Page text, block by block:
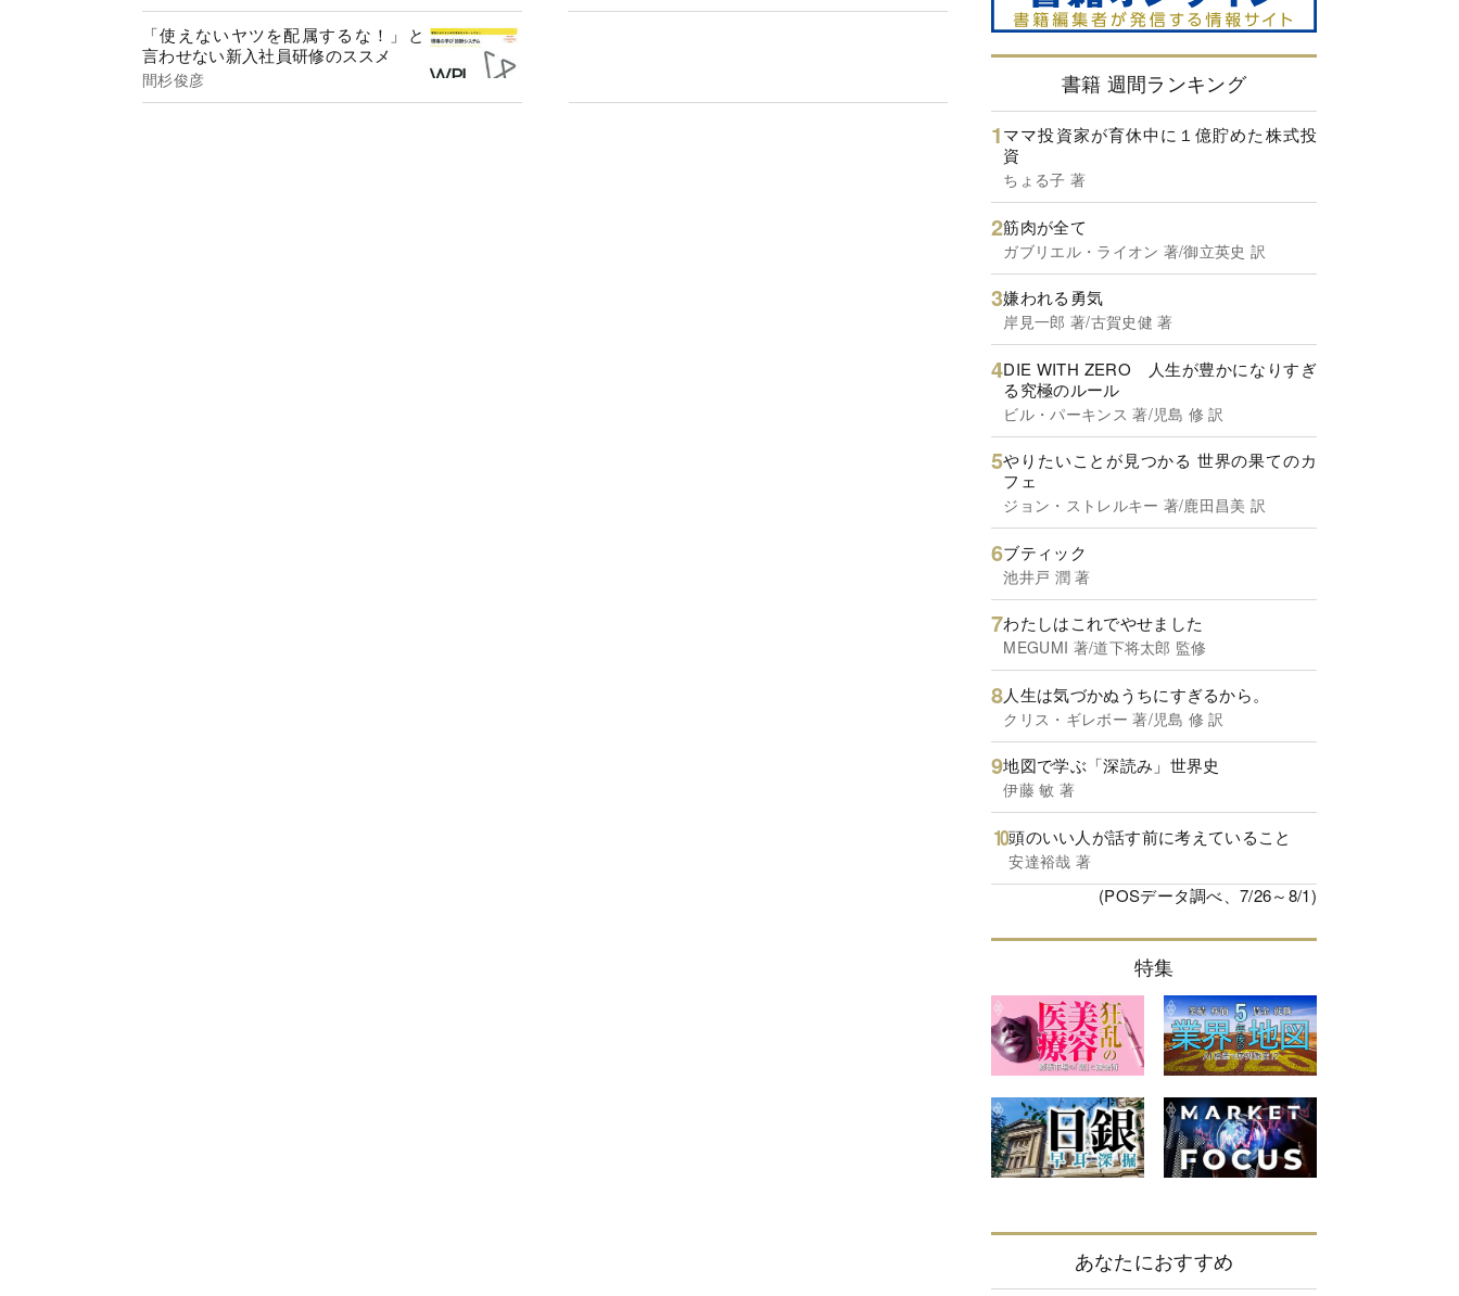
「使えないヤツを配属するな！」と
言わせない新入社員研修のススメ
間杉俊彦 書籍 週間ランキング
ママ投資家が育休中に１億貯めた株式投
資
ちょる子 著
筋肉が全て
ガブリエル・ライオン 著/御立英史 訳
嫌われる勇気
岸見一郎 著/古賀史健 著
DIE WITH ZERO 人生が豊かになりすぎ
る究極のルール
ビル・パーキンス 著/児島 修 訳
やりたいことが見つかる 世界の果てのカ
フェ
ジョン・ストレルキー 著/鹿田昌美 訳
ブティック
池井戸 潤 著
わたしはこれでやせました
MEGUMI 著/道下将太郎 監修
人生は気づかぬうちにすぎるから。
クリス・ギレボー 著/児島 修 訳
地図で学ぶ「深読み」世界史
伊藤 敏 著
頭のいい人が話す前に考えていること
安達裕哉 著
(POSデータ調べ、7/26～8/1)
特集
あなたにおすすめ